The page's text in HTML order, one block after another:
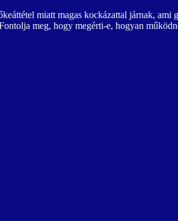
miatt magas kockázattal járnak, ami
meg, hogy megérti-e, hogyan